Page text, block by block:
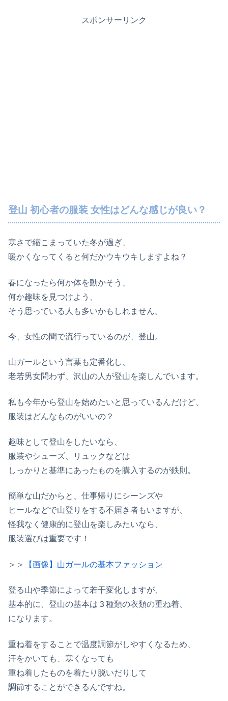
スポンサーリンク
登山 初心者の服装 女性はどんな感じが良い？
寒さで縮こまっていた冬が過ぎ、
暖かくなってくると何だかウキウキしますよね？
春になったら何か体を動かそう、
何か趣味を見つけよう、
そう思っている人も多いかもしれません。
今、女性の間で流行っているのが、登山。
山ガールという言葉も定番化し、
老若男女問わず、沢山の人が登山を楽しんでいます。
私も今年から登山を始めたいと思っているんだけど、
服装はどんなものがいいの？
趣味として登山をしたいなら、
服装やシューズ、リュックなどは
しっかりと基準にあったものを購入するのが鉄則。
簡単な山だからと、仕事帰りにシーンズや
ヒールなどで山登りをする不届き者もいますが、
怪我なく健康的に登山を楽しみたいなら、
服装選びは重要です！
＞＞ 【画像】山ガールの基本ファッション
登る山や季節によって若干変化しますが、
基本的に、登山の基本は３種類の衣類の重ね着、
になります。
重ね着をすることで温度調節がしやすくなるため、
汗をかいても、寒くなっても
重ね着したものを着たり脱いだりして
調節することができるんですね。